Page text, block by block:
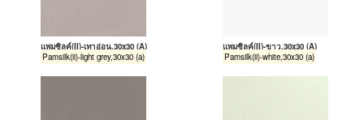
แพมซิลค์(II)-เทาอ่อน,30x30 (A)
Pamsilk(ii)-light grey,30x30 (a)
แพมซิลค์(II)-ขาว,30x30 (A)
Pamsilk(ii)-white,30x30 (a)